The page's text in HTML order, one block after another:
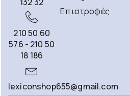
210 50 60
576 - 210 50
18 186
lexiconshop655@gmail.com
Επιστροφές